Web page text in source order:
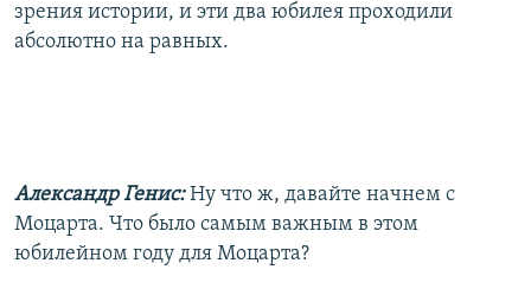
зрения истории, и эти два юбилея проходили
абсолютно на равных.
Александр Генис:Ну что ж, давайте начнем с
Моцарта. Что было самым важным в этом
юбилейном году для Моцарта?